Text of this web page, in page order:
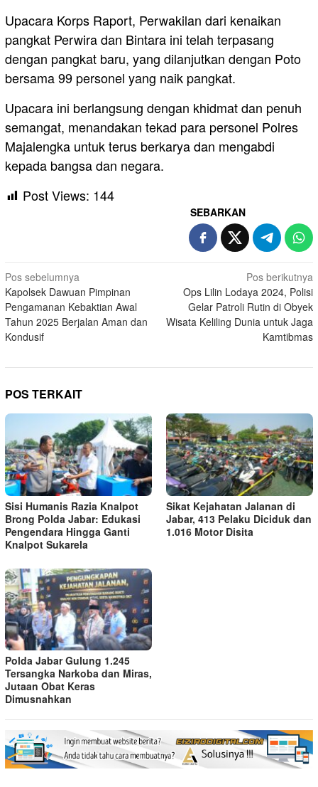
Upacara Korps Raport, Perwakilan dari kenaikan
pangkat Perwira dan Bintara ini telah terpasang
dengan pangkat baru, yang dilanjutkan dengan Poto
bersama 99 personel yang naik pangkat.
Upacara ini berlangsung dengan khidmat dan penuh
semangat, menandakan tekad para personel Polres
Majalengka untuk terus berkarya dan mengabdi
kepada bangsa dan negara.
Post Views: 144
SEBARKAN
Navigasi
pos
Pos sebelumnya
Kapolsek Dawuan Pimpinan
Pengamanan Kebaktian Awal
Tahun 2025 Berjalan Aman dan
Kondusif
Pos berikutnya
Ops Lilin Lodaya 2024, Polisi
Gelar Patroli Rutin di Obyek
Wisata Keliling Dunia untuk Jaga
Kamtibmas
POS TERKAIT
Sisi Humanis Razia Knalpot
Brong Polda Jabar: Edukasi
Pengendara Hingga Ganti
Knalpot Sukarela
Sikat Kejahatan Jalanan di
Jabar, 413 Pelaku Diciduk dan
1.016 Motor Disita
Polda Jabar Gulung 1.245
Tersangka Narkoba dan Miras,
Jutaan Obat Keras
Dimusnahkan